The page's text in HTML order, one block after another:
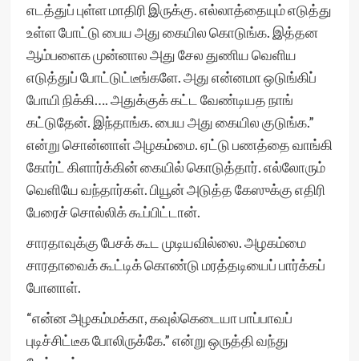
எடத்துப் புள்ள மாதிரி இருக்கு. எல்லாத்தையும் எடுத்து
உள்ள போட்டு பைய அது கையில கொடுங்க. இத்தன
ஆம்பளைக முன்னால அது சேல துணிய வெளிய
எடுத்துப் போட்டுட்டீங்களே. அது என்னமா ஒடுங்கிப்
போயி நிக்கி…. அதுக்குக் கட்ட வேண்டியத நாங்
கட்டுதேன். இந்தாங்க. பைய அது கையில குடுங்க.”
என்று சொன்னாள் அழகம்மை. ஏட்டு பணத்தை வாங்கி
கோர்ட் கிளார்க்கின் கையில் கொடுத்தார். எல்லோரும்
வெளியே வந்தார்கள். பியூன் அடுத்த கேஸுக்கு எதிரி
பேரைச் சொல்லிக் கூப்பிட்டான்.
சாரதாவுக்கு பேசக் கூட முடியவில்லை. அழகம்மை
சாரதாவைக் கூட்டிக் கொண்டு மரத்தடியைப் பார்க்கப்
போனாள்.
“என்ன அழகம்மக்கா, கவுல்கெடையா பாப்பாவப்
புடிச்சிட்டீக போலிருக்கே.” என்று ஒருத்தி வந்து